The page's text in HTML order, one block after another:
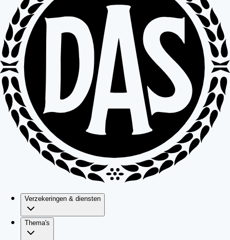
Verzekeringen & diensten
Thema's